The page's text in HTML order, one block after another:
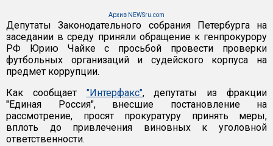
Архив NEWSru.com
Депутаты Законодательного собрания Петербурга на
заседании в среду приняли обращение к генпрокурору
РФ Юрию Чайке с просьбой провести проверки
футбольных организаций и судейского корпуса на
предмет коррупции.
Как сообщает "Интерфакс", депутаты из фракции
"Единая Россия", внесшие постановление на
рассмотрение, просят прокуратуру принять меры,
вплоть до привлечения виновных к уголовной
ответственности.